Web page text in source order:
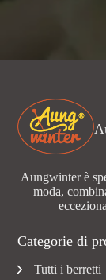
Aungwinter è
moda,
Categorie di
Tutti i berretti